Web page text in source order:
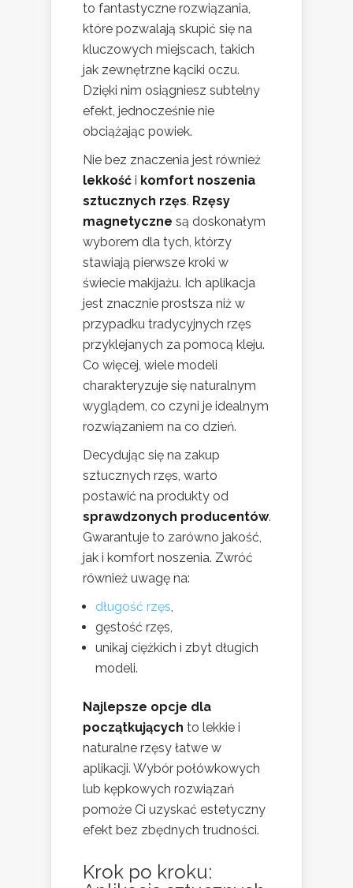
to fantastyczne rozwiązania,
które pozwalają skupić się na
kluczowych miejscach, takich
jak zewnętrzne kąciki oczu.
Dzięki nim osiągniesz subtelny
efekt, jednocześnie nie
obciążając powiek.
Nie bez znaczenia jest również
lekkość i komfort noszenia
sztucznych rzęs. Rzęsy
magnetyczne są doskonałym
wyborem dla tych, którzy
stawiają pierwsze kroki w
świecie makijażu. Ich aplikacja
jest znacznie prostsza niż w
przypadku tradycyjnych rzęs
przyklejanych za pomocą kleju.
Co więcej, wiele modeli
charakteryzuje się naturalnym
wyglądem, co czyni je idealnym
rozwiązaniem na co dzień.
Decydując się na zakup
sztucznych rzęs, warto
postawić na produkty od
sprawdzonych producentów.
Gwarantuje to zarówno jakość,
jak i komfort noszenia. Zwróć
również uwagę na:
długość rzęs,
gęstość rzęs,
unikaj ciężkich i zbyt długich
modeli.
Najlepsze opcje dla
początkujących to lekkie i
naturalne rzęsy łatwe w
aplikacji. Wybór połówkowych
lub kępkowych rozwiązań
pomoże Ci uzyskać estetyczny
efekt bez zbędnych trudności.
Krok po kroku: